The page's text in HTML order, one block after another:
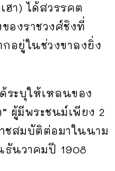
ฮา) ได้สวรรคต
องราชวงศ์ชิงที่
อยู่ในช่วงขาลงยิ่ง
ระบุให้เหลนของ
ผู้มีพระชนม์เพียง 2
ชสมบัติต่อมาในนาม
นวาคมปี 1908